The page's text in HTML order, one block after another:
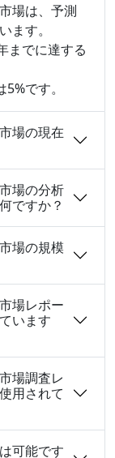
場は、予測
ます。
までに達する
です。
場の現在
場の分析
ですか？
場の規模
場レポー
います
場調査レ
用されて
可能です